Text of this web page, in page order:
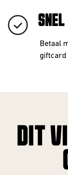
SNEL
Betaal
giftcard
DIT